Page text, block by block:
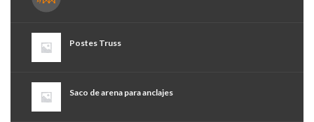
Postes Truss
Saco de arena para anclajes